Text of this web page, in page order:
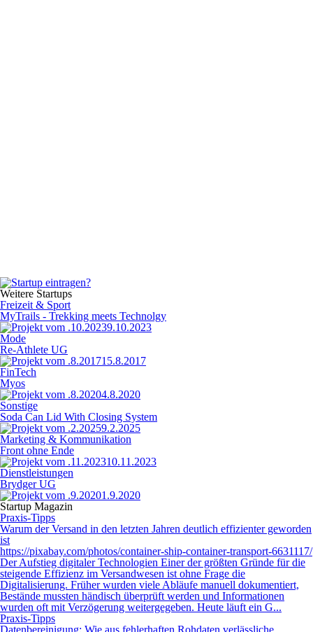
Weitere Startups
Freizeit & Sport
MyTrails - Trekking meets Technolgy
9.10.2023
Mode
Re-Athlete UG
15.8.2017
FinTech
Myos
4.8.2020
Sonstige
Soda Can Lid With Closing System
9.2.2025
Marketing & Kommunikation
Front ohne Ende
10.11.2023
Dienstleistungen
Brydger UG
1.9.2020
Startup Magazin
Praxis-Tipps
Warum der Versand in den letzten Jahren deutlich effizienter geworden
ist
https://pixabay.com/photos/container-ship-container-transport-6631117/
Der Aufstieg digitaler Technologien Einer der größten Gründe für die
steigende Effizienz im Versandwesen ist ohne Frage die
Digitalisierung. Früher wurden viele Abläufe manuell dokumentiert,
Bestände mussten händisch überprüft werden und Informationen
wurden oft mit Verzögerung weitergegeben. Heute läuft ein G...
Praxis-Tipps
Datenbereinigung: Wie aus fehlerhaften Rohdaten verlässliche